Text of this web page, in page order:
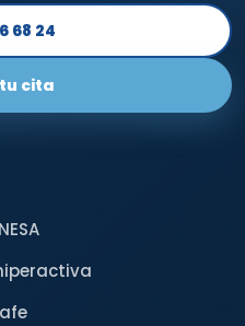
68 24
cita